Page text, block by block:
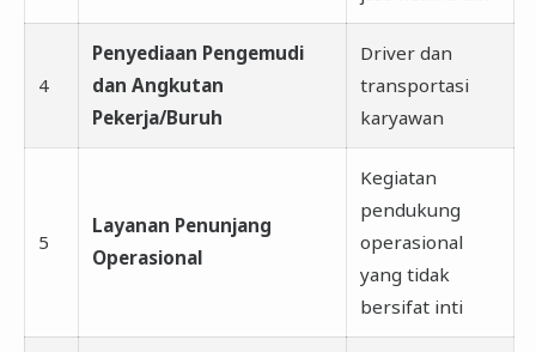
4
Penyediaan Pengemudi
dan Angkutan
Pekerja/Buruh
Driver dan
transportasi
karyawan
5
Layanan Penunjang
Operasional
Kegiatan
pendukung
operasional
yang tidak
bersifat inti